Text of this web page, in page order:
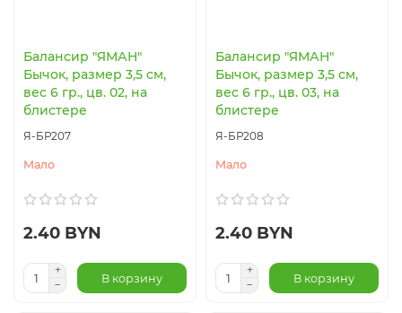
Балансир "ЯМАН"
Бычок, размер 3,5 см,
вес 6 гр., цв. 02, на
блистере
Я-БР207
Мало
2.40 BYN
В корзину
Балансир "ЯМАН"
Бычок, размер 3,5 см,
вес 6 гр., цв. 03, на
блистере
Я-БР208
Мало
2.40 BYN
В корзину